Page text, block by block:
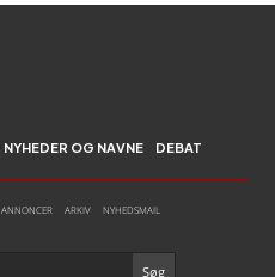
NYHEDER OG NAVNE DEBAT
ANNONCER ARKIV NYHEDSMAIL